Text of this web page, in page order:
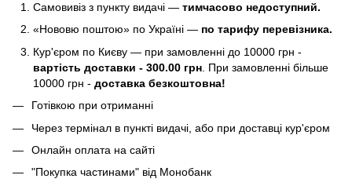
Самовивіз з пункту видачі — тимчасово недоступний.
«Нововю поштою» по Україні — по тарифу перевізника.
Кур'єром по Києву — при замовленні до 10000 грн -
вартість доставки - 300.00 грн . При замовленні більше
10000 грн - доставка безкоштовна!
Готівкою при отриманні
Через термінал в пункті видачі, або при доставці кур'єром
Онлайн оплата на сайті
"Покупка частинами" від Монобанк